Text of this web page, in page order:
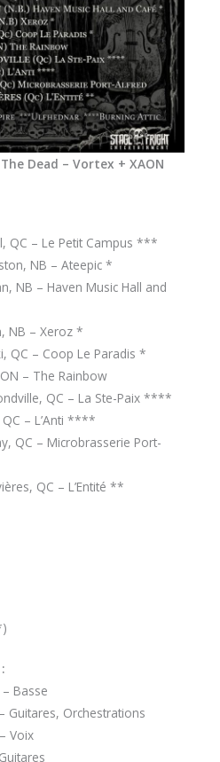
Dead – Vortex + XAON
QC – Le Petit Campus ***
NB – Ateepic *
NB – Haven Music Hall and
NB – Xeroz *
QC – Coop Le Paradis *
– The Rainbow
QC – La Ste-Paix ****
– L’Anti ****
QC – Microbrasserie Port-
QC – L’Entité **
– Basse
– Guitares, Orchestrations
– Voix